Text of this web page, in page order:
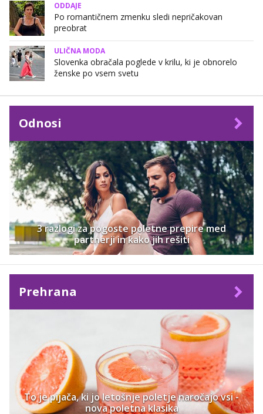
ODDAJE
Po romantičnem zmenku sledi nepričakovan
preobrat
ULIČNA MODA
Slovenka obračala poglede v krilu, ki je obnorelo
ženske po vsem svetu
Odnosi
3 razlogi za pogoste poletne prepire med
partnerji in kako jih rešiti
Prehrana
To je pijača, ki jo letošnje poletje naročajo vsi -
nova poletna klasika